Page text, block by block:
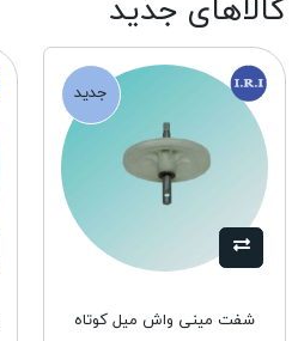
کالاهای جدید
جدید
شفت مينی واش ميل كوتاه